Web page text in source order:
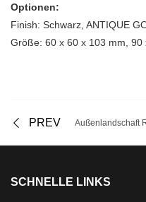
Optionen:
Finish: Schwarz, ANTIQUE
Größe: 60 x 60 x 103 mm, 90
PREV Außenlandschaft
SCHNELLE LINKS